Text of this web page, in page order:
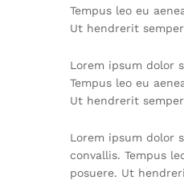
Tempus leo eu
Ut hendrerit
Lorem ipsum dolor
Tempus leo eu
Ut hendrerit
Lorem ipsum dolor
convallis. Tempus
posuere. Ut